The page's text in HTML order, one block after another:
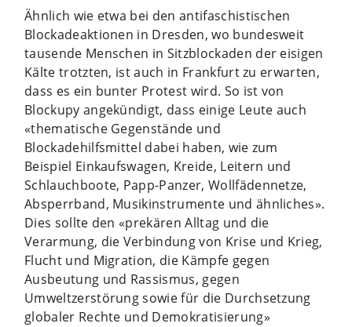
Ähnlich wie etwa bei den antifaschistischen
Blockadeaktionen in Dresden, wo bundesweit
tausende Menschen in Sitzblockaden der eisigen
Kälte trotzten, ist auch in Frankfurt zu erwarten,
dass es ein bunter Protest wird. So ist von
Blockupy angekündigt, dass einige Leute auch
«thematische Gegenstände und
Blockadehilfsmittel dabei haben, wie zum
Beispiel Einkaufswagen, Kreide, Leitern und
Schlauchboote, Papp-Panzer, Wollfädennetze,
Absperrband, Musikinstrumente und ähnliches».
Dies sollte den «prekären Alltag und die
Verarmung, die Verbindung von Krise und Krieg,
Flucht und Migration, die Kämpfe gegen
Ausbeutung und Rassismus, gegen
Umweltzerstörung sowie für die Durchsetzung
globaler Rechte und Demokratisierung»